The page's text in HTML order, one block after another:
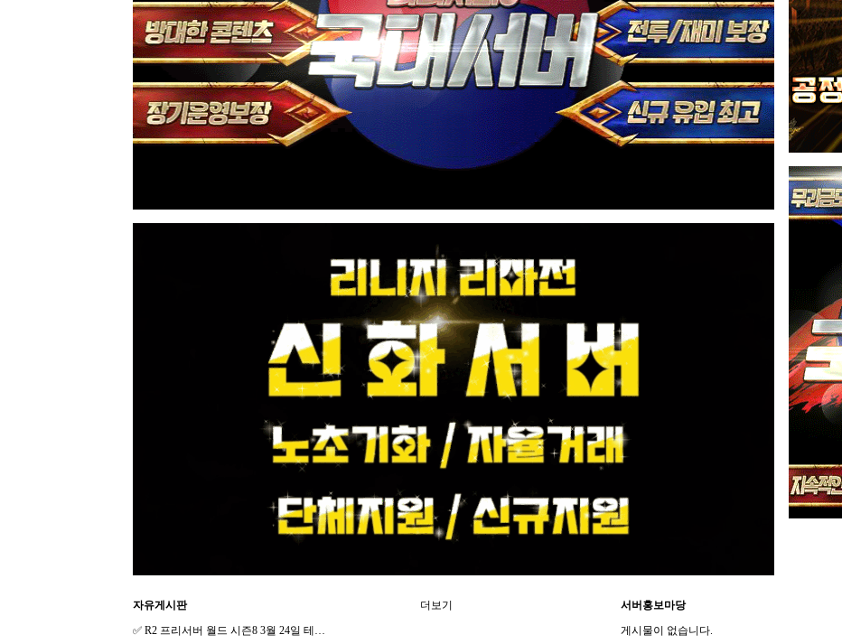
자유게시판
✅ R2 프리서버 월드 시즌8 3월 24일 테…
더보기
서버홍보마당
게시물이 없습니다.